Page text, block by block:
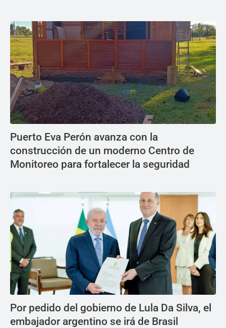
Puerto Eva Perón avanza con la
construcción de un moderno Centro de
Monitoreo para fortalecer la seguridad
Por pedido del gobierno de Lula Da Silva, el
embajador argentino se irá de Brasil